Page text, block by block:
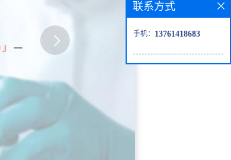
联系方式
手机： 13761418683